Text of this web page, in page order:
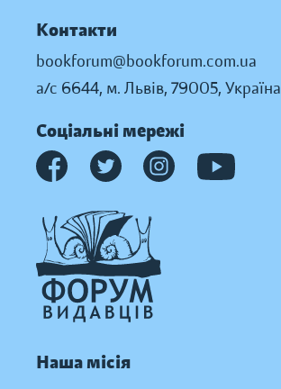
Контакти
bookforum@bookforum.com.ua
а/с 6644, м. Львів, 79005, Україна
Соціальні мережі
Наша місія